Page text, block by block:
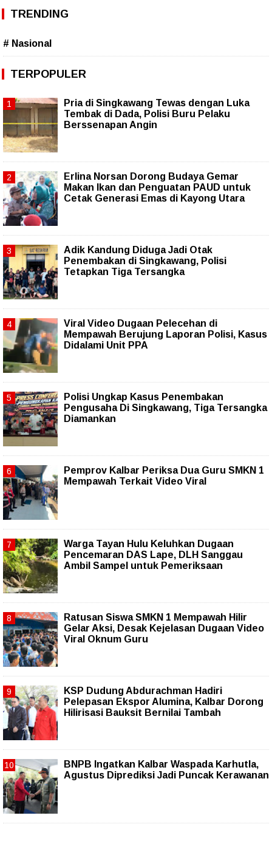
TRENDING
# Nasional
TERPOPULER
Pria di Singkawang Tewas dengan Luka
Tembak di Dada, Polisi Buru Pelaku
Berssenapan Angin
Erlina Norsan Dorong Budaya Gemar
Makan Ikan dan Penguatan PAUD untuk
Cetak Generasi Emas di Kayong Utara
Adik Kandung Diduga Jadi Otak
Penembakan di Singkawang, Polisi
Tetapkan Tiga Tersangka
Viral Video Dugaan Pelecehan di
Mempawah Berujung Laporan Polisi, Kasus
Didalami Unit PPA
Polisi Ungkap Kasus Penembakan
Pengusaha Di Singkawang, Tiga Tersangka
Diamankan
Pemprov Kalbar Periksa Dua Guru SMKN 1
Mempawah Terkait Video Viral
Warga Tayan Hulu Keluhkan Dugaan
Pencemaran DAS Lape, DLH Sanggau
Ambil Sampel untuk Pemeriksaan
Ratusan Siswa SMKN 1 Mempawah Hilir
Gelar Aksi, Desak Kejelasan Dugaan Video
Viral Oknum Guru
KSP Dudung Abdurachman Hadiri
Pelepasan Ekspor Alumina, Kalbar Dorong
Hilirisasi Bauksit Bernilai Tambah
BNPB Ingatkan Kalbar Waspada Karhutla,
Agustus Diprediksi Jadi Puncak Kerawanan